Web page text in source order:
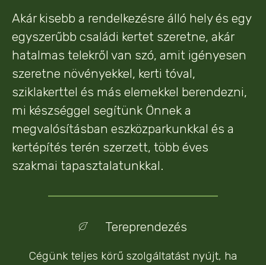
Akár kisebb a rendelkezésre álló hely és egy
egyszerűbb családi kertet szeretne, akár
hatalmas telekről van szó, amit igényesen
szeretne növényekkel, kerti tóval,
sziklakerttel és más elemekkel berendezni,
mi készséggel segítünk Önnek a
megvalósításban eszközparkunkkal és a
kertépítés terén szerzett, több éves
szakmai tapasztalatunkkal.
Tereprendezés
Cégünk teljes körű szolgáltatást nyújt, ha